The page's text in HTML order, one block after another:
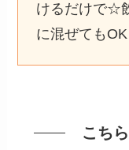
けるだけで☆
に混ぜてもOK
こち